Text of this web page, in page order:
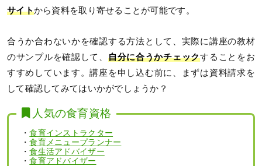
サイトから資料を取り寄せることが可能です。
合うか合わないかを確認する方法として、実際に講座の教材
のサンプルを確認して、 自分に合うかチェックすることをお
すすめしています。講座を申し込む前に、まずは資料請求を
して確認してみてはいかがでしょうか？
人気の食育資格
・食育インストラクター
・食育メニュープランナー
・食生活アドバイザー
・食育アドバイザー